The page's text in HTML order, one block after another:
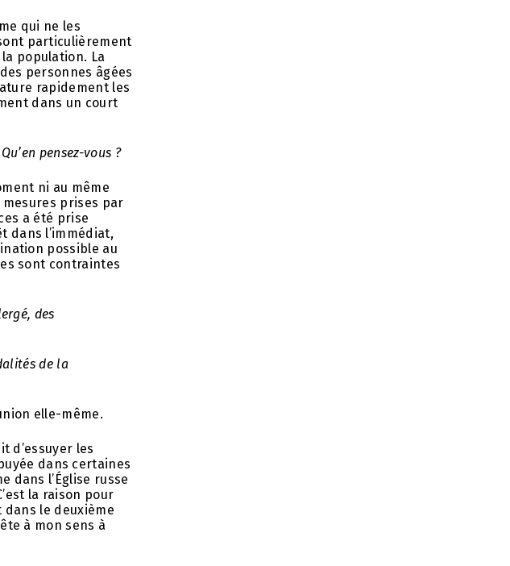
qui ne les
particulièrement
population. La
personnes âgées
rapidement les
dans un court
pensez-vous ?
ni au même
mesures prises par
a été prise
dans l’immédiat,
possible au
sont contraintes
des
de la
elle-même.
d’essuyer les
dans certaines
dans l’Église russe
la raison pour
le deuxième
à mon sens à